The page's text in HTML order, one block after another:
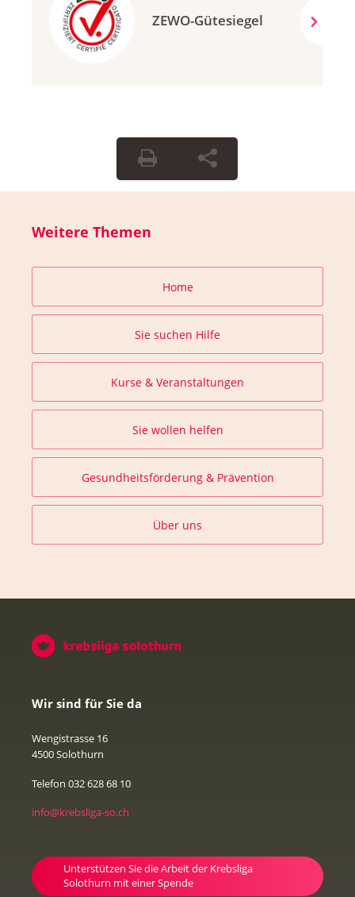
ZEWO-Gütesiegel
Weitere Themen
Home
Sie suchen Hilfe
Kurse & Veranstaltungen
Sie wollen helfen
Gesundheitsförderung & Prävention
Über uns
Wir sind für Sie da
Wengistrasse 16
4500 Solothurn
Telefon 032 628 68 10
info@krebsliga-so.ch
Unterstützen Sie die Arbeit der Krebsliga
Solothurn mit einer Spende